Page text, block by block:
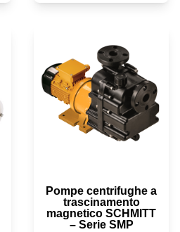
Pompe centrifughe a
trascinamento
magnetico SCHMITT
– Serie SMP